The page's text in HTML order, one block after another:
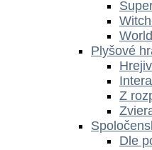
Plyšové
Z
Dle